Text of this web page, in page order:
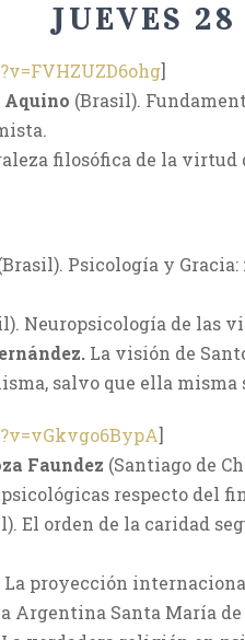
JUEVES 28
]
Aquino (Brasil).
filosófica de la virtud
Psicología y
Neuropsicología de las
La visión de
salvo que ella misma
]
Faundez (Santiago de
respecto del
El orden de la caridad
La proyección
Santa María de